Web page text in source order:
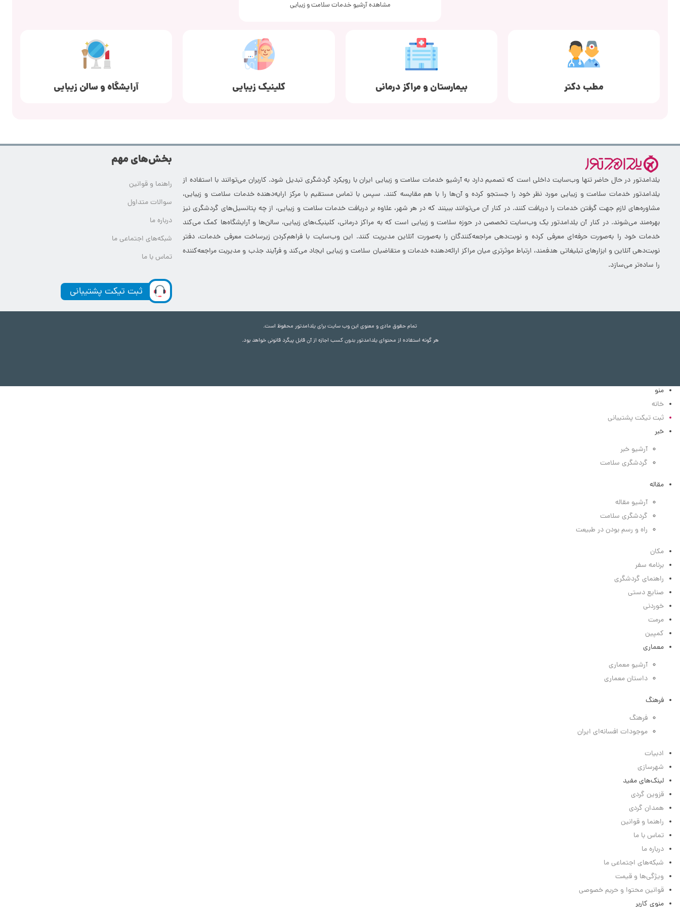
مشاهده آرشیو خدمات سلامت و زیبایی
مطب دکتر بیمارستان و مراکز درمانی کلینیک زیبایی آرایشگاه و سالن زیبایی
یلدامدتور در حال حاضر تنها وب‌سایت داخلی است که تصمیم دارد به آرشیو خدمات سلامت و زیبایی ایران با رویکرد گردشگری تبدیل شود. کاربران می‌توانند با استفاده از
یلدامدتور خدمات سلامت و زیبایی مورد نظر خود را جستجو کرده و آن‌ها را با هم مقایسه کنند. سپس با تماس مستقیم با مرکز ارایه‌دهنده خدمات سلامت و زیبایی،
مشاوره‌های لازم جهت گرفتن خدمات را دریافت کنند. در کنار آن می‌توانند ببینند که در هر شهر، علاوه بر دریافت خدمات سلامت و زیبایی، از چه پتانسیل‌های گردشگری نیز
بهره‌مند می‌شوند. در کنار آن یلدامدتور یک وب‌سایت تخصصی در حوزه سلامت و زیبایی است که به مراکز درمانی، کلینیک‌های زیبایی، سالن‌ها و آرایشگاه‌ها کمک می‌کند
خدمات خود را به‌صورت حرفه‌ای معرفی کرده و نوبت‌دهی مراجعه‌کنندگان را به‌صورت آنلاین مدیریت کنند. این وب‌سایت با فراهم‌کردن زیرساخت معرفی خدمات، دفتر
نوبت‌دهی آنلاین و ابزارهای تبلیغاتی هدفمند، ارتباط موثرتری میان مراکز ارائه‌دهنده خدمات و متقاضیان سلامت و زیبایی ایجاد می‌کند و فرآیند جذب و مدیریت مراجعه‌کننده
را ساده‌تر می‌سازد.
بخش‌های مهم
راهنما و قوانین
سوالات متداول
درباره ما
شبکه‌های اجتماعی ما
تماس با ما
ثبت تیکت پشتیبانی
تمام حقوق مادی و معنوی این وب سایت برای یلدامدتور محفوظ است.
هر گونه استفاده از محتوای یلدامدتور بدون کسب اجازه از آن قابل پیگرد قانونی خواهد بود.
منو
خانه
ثبت تیکت پشتیبانی
خبر
آرشیو خبر
گردشگری سلامت
مقاله
آرشیو مقاله
گردشگری سلامت
راه و رسم بودن در طبیعت
مکان
برنامه سفر
راهنمای گردشگری
صنایع دستی
خوردنی
مرمت
کمپین
معماری
آرشیو معماری
داستان معماری
فرهنگ
فرهنگ
موجودات افسانه‌ای ایران
ادبیات
شهرسازی
لینک‌های مفید
قزوین گردی
همدان گردی
راهنما و قوانین
تماس با ما
درباره ما
شبکه‌های اجتماعی ما
ویژگی‌ها و قیمت
قوانین محتوا و حریم خصوصی
منوی کاربر